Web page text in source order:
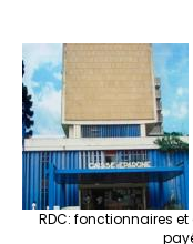
RDC: fonctionnaires